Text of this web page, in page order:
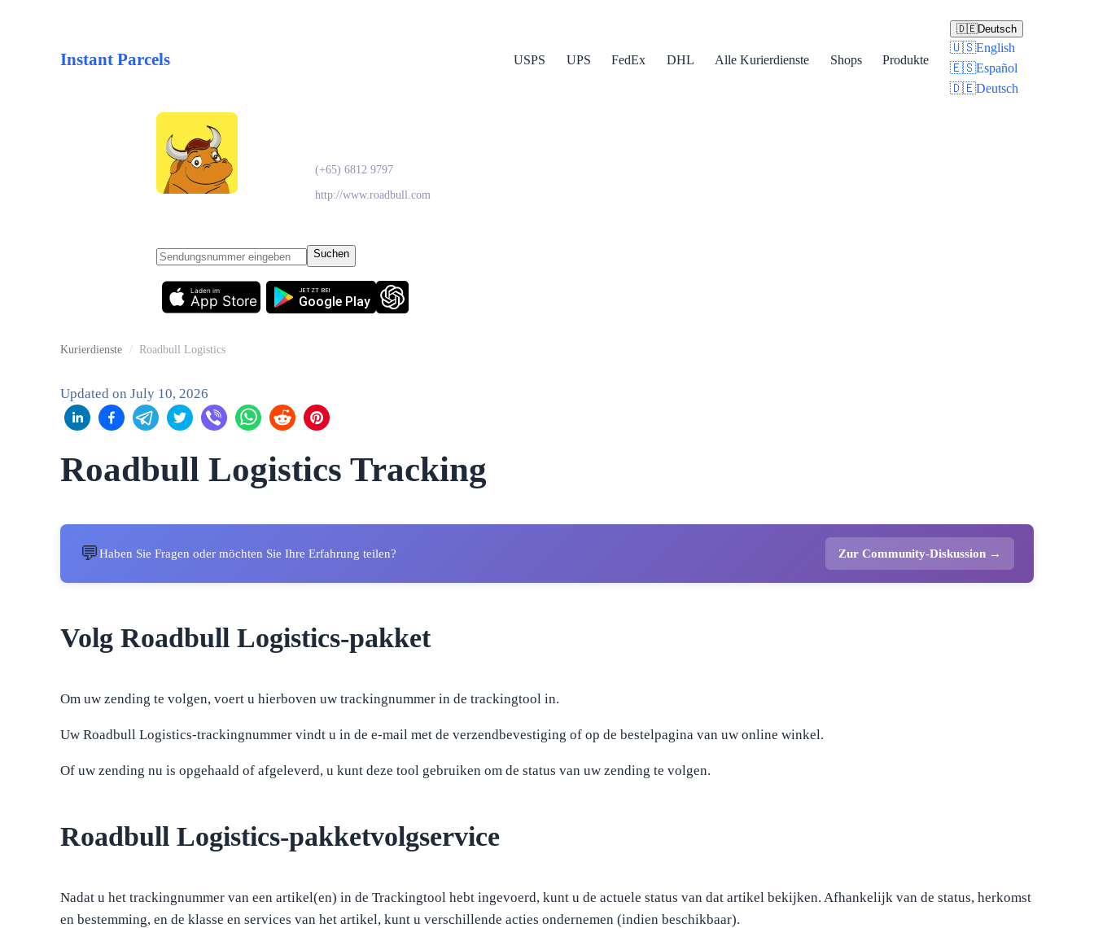
Instant Parcels USPS UPS FedEx DHL Alle Kurierdienste Shops Produkte
🇩🇪Deutsch
🇺🇸English
🇪🇸Español
🇩🇪Deutsch
(+65) 6812 9797
http://www.roadbull.com
Suchen
App Store
Laden im
Google Play
JETZT BEI
Kurierdienste / Roadbull Logistics
Updated onJuly 10, 2026
Roadbull Logistics Tracking
💬Haben Sie Fragen oder möchten Sie Ihre Erfahrung teilen? Zur Community-Diskussion →
Volg Roadbull Logistics-pakket
Om uw zending te volgen, voert u hierboven uw trackingnummer in de trackingtool in.
Uw Roadbull Logistics-trackingnummer vindt u in de e-mail met de verzendbevestiging of op de bestelpagina van uw online winkel.
Of uw zending nu is opgehaald of afgeleverd, u kunt deze tool gebruiken om de status van uw zending te volgen.
Roadbull Logistics-pakketvolgservice
Nadat u het trackingnummer van een artikel(en) in de Trackingtool hebt ingevoerd, kunt u de actuele status van dat artikel bekijken. Afhankelijk van de status, herkomst
en bestemming, en de klasse en services van het artikel, kunt u verschillende acties ondernemen (indien beschikbaar).